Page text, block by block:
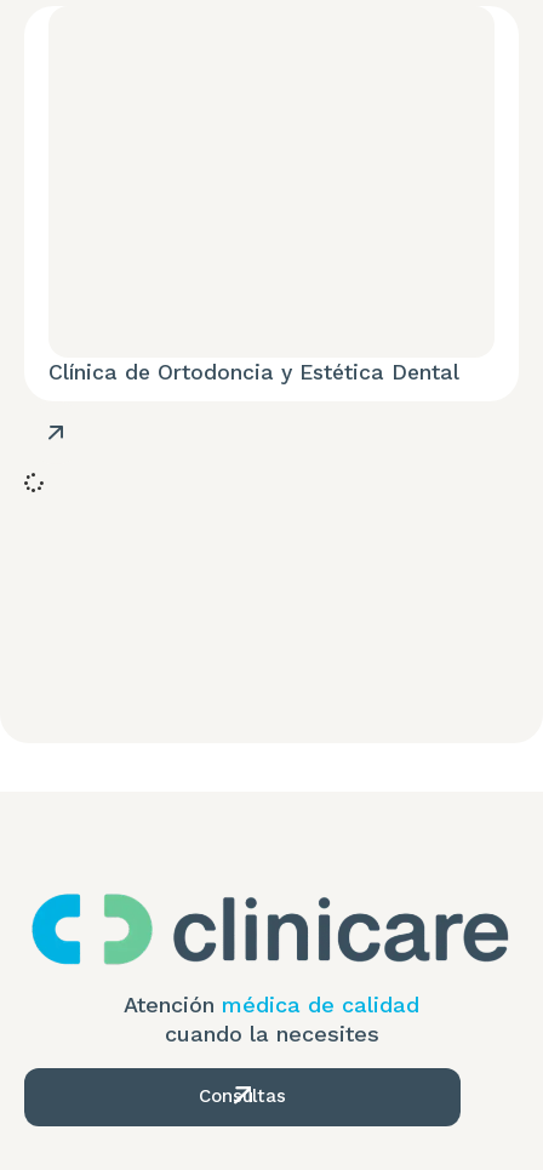
Clínica de Ortodoncia y Estética Dental
Atención médica de calidad
cuando la necesites
Consultas